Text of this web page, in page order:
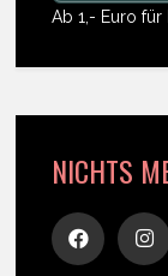
Ab 1,- Euro für
NICHTS